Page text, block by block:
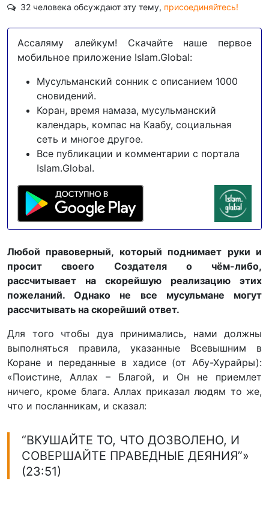
32 человека обсуждают эту тему, присоединяйтесь!
Ассаляму алейкум! Скачайте наше первое
мобильное приложение Islam.Global:
Мусульманский сонник с описанием 1000
сновидений.
Коран, время намаза, мусульманский
календарь, компас на Каабу, социальная
сеть и многое другое.
Все публикации и комментарии с портала
Islam.Global.
Любой правоверный, который поднимает руки и
просит своего Создателя о чём-либо,
рассчитывает на скорейшую реализацию этих
пожеланий. Однако не все мусульмане могут
рассчитывать на скорейший ответ.
Для того чтобы дуа принимались, нами должны
выполняться правила, указанные Всевышним в
Коране и переданные в хадисе (от Абу-Хурайры):
«Поистине, Аллах – Благой, и Он не приемлет
ничего, кроме блага. Аллах приказал людям то же,
что и посланникам, и сказал:
“ВКУШАЙТЕ ТО, ЧТО ДОЗВОЛЕНО, И
СОВЕРШАЙТЕ ПРАВЕДНЫЕ ДЕЯНИЯ”»
(23:51)